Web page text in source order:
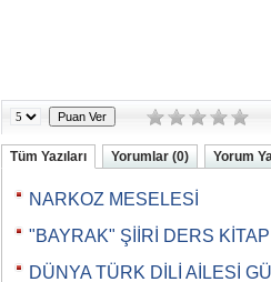
Tüm Yazıları Yorumlar (0) Yorum
NARKOZ MESELESİ
"BAYRAK" ŞİİRİ DERS
DÜNYA TÜRK DİLİ AİLESİ